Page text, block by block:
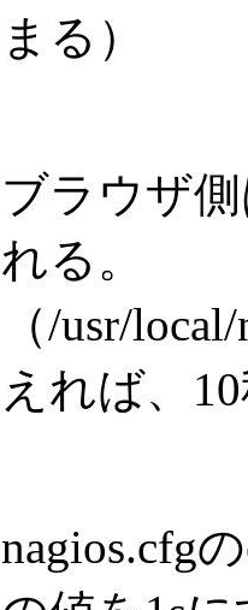
まる）
ブラウザ
れる。
（/usr/
えれば、
nagios.cfg